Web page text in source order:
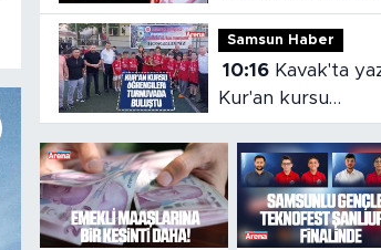
heyecanlandıran
paylaşım
Samsun Haber
10:16
Kur'an kursu
öğrencileri
turnuvada buluştu